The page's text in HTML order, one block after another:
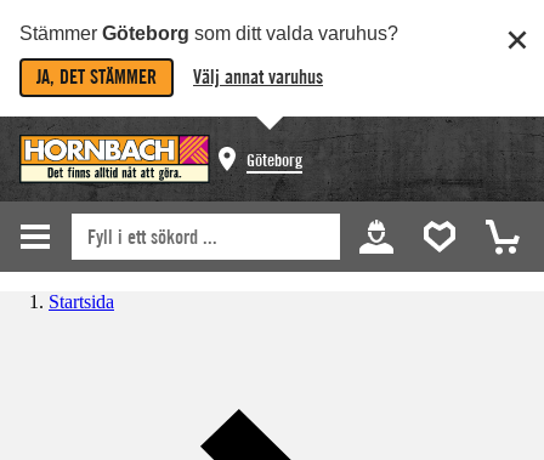
Stämmer Göteborg som ditt valda varuhus?
JA, DET STÄMMER Välj annat varuhus
Göteborg
Startsida